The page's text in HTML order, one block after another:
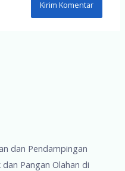
dan Pendampingan
Pangan Olahan di